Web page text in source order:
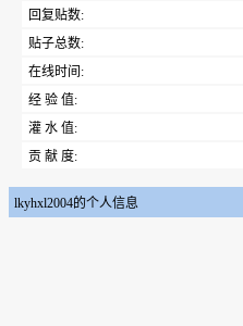
回复贴数:
贴子总数:
在线时间:
经 验 值:
灌 水 值:
贡 献 度:
lkyhxl2004的个人信息